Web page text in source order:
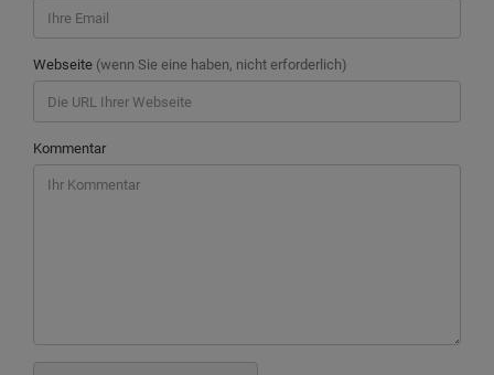
Webseite (wenn Sie eine haben, nicht erforderlich)
Kommentar